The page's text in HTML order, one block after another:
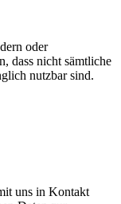
oder
dass nicht sämtliche
nutzbar sind.
uns in Kontakt